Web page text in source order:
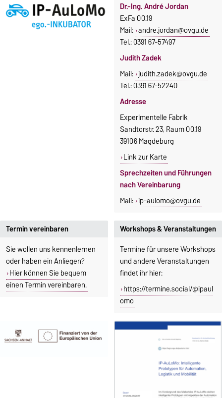
Dr.-Ing. André Jordan
ExFa 00.19
Mail: andre.jordan@ovgu.de
Tel.: 0391 67-57497
Judith Zadek
Mail: judith.zadek@ovgu.de
Tel.: 0391 67-52240
Adresse
Experimentelle Fabrik
Sandtorstr. 23, Raum 00.19
39106 Magdeburg
Link zur Karte
Sprechzeiten und Führungen
nach Vereinbarung
Mail: ip-aulomo@ovgu.de
Termin vereinbaren
Sie wollen uns kennenlernen
oder haben ein Anliegen?
Hier können Sie bequem
einen Termin vereinbaren.
Workshops & Veranstaltungen
Termine für unsere Workshops
und andere Veranstaltungen
findet ihr hier:
https://termine.social/@ipaul
omo